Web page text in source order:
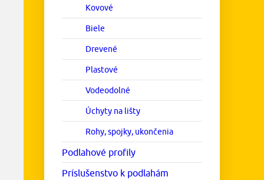
Kovové
Biele
Drevené
Plastové
Vodeodolné
Úchyty na lišty
Rohy, spojky, ukončenia
Podlahové profily
Príslušenstvo k podlahám